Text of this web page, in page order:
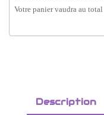
Votre panier vaudra au total
Description